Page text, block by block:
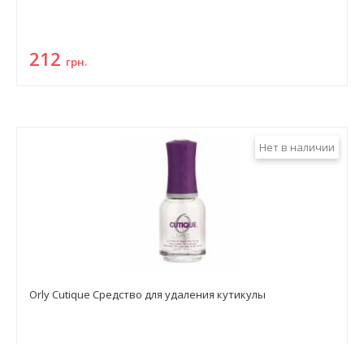
212 грн.
Нет в наличии
Orly Cutique Средство для удаления кутикулы